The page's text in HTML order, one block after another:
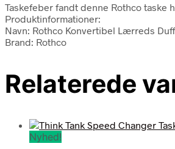
Taskefeber fandt denne Rothco taske
Produktinformationer:
Navn: Rothco Konvertibel Lærreds
Brand: Rothco
Relaterede
Nyhed!